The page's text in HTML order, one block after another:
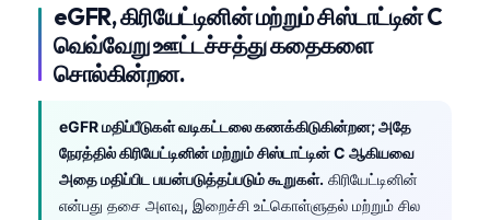
eGFR, கிரியேட்டினின் மற்றும் சிஸ்டாட்டின் C
வெவ்வேறு ஊட்டச்சத்து கதைகளை
சொல்கின்றன.
eGFR மதிப்பீடுகள் வடிகட்டலை கணக்கிடுகின்றன; அதே
நேரத்தில் கிரியேட்டினின் மற்றும் சிஸ்டாட்டின் C ஆகியவை
அதை மதிப்பிட பயன்படுத்தப்படும் கூறுகள். கிரியேட்டினின்
என்பது தசை அளவு, இறைச்சி உட்கொள்ளுதல் மற்றும் சில